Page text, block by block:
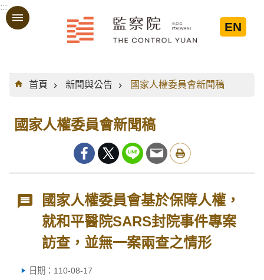
跳到主要內容區塊
:::
EN
:::
首頁
新聞與公告 國家人權委員會新聞稿
國家人權委員會新聞稿
國家人權委員會基於保障人權，
就和平醫院SARS封院事件專案
訪查，並無一案兩查之情形
日期：110-08-17